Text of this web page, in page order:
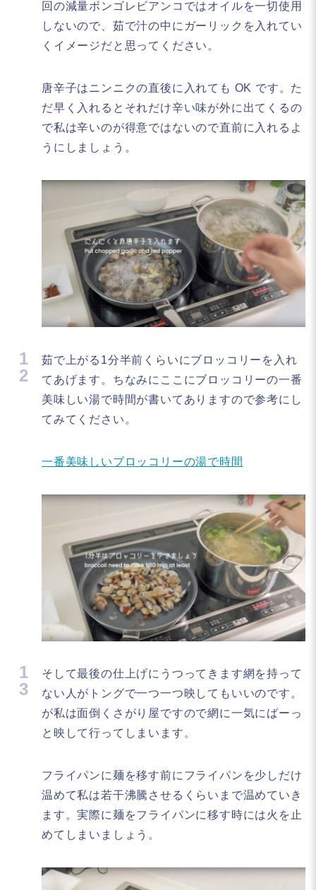
回の減量ボンゴレビアンコではオイルを一切使用
しないので、茹で汁の中にガーリックを入れてい
くイメージだと思ってください。
唐辛子はニンニクの直後に入れても OK です。た
だ早く入れるとそれだけ辛い味が外に出てくるの
で私は辛いのが得意ではないので直前に入れるよ
うにしましょう。
1
2
茹で上がる1分半前くらいにブロッコリーを入れ
てあげます。ちなみにここにブロッコリーの一番
美味しい湯で時間が書いてありますので参考にし
てみてください。
一番美味しいブロッコリーの湯で時間
1
3
そして最後の仕上げにうつってきます網を持って
ない人がトングで一つ一つ映してもいいのです。
が私は面倒くさがり屋ですので網に一気にばーっ
と映して行ってしまいます。
フライパンに麺を移す前にフライパンを少しだけ
温めて私は若干沸騰させるくらいまで温めていき
ます。実際に麺をフライパンに移す時には火を止
めてしまいましょう。